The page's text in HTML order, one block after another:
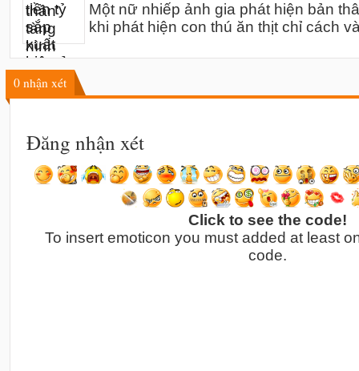
Một nữ nhiếp ảnh gia phát hiện bản
khi phát hiện con thú ăn thịt chỉ cách
0 nhận xét
Đăng nhận xét
Click to see the code!
To insert emoticon you must added at least
code.